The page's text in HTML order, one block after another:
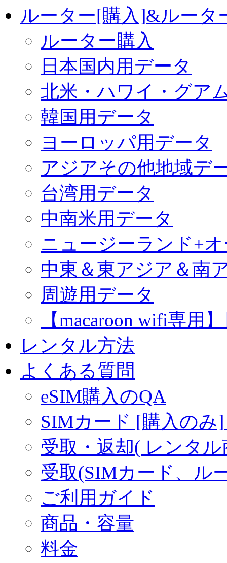
ルーター[購入]&ルータ
ルーター購入
日本国内用データ
北米・ハワイ・グア
韓国用データ
ヨーロッパ用データ
アジアその他地域デ
台湾用データ
中南米用データ
ニュージーランド+
中東＆東アジア＆南
周遊用データ
【macaroon wifi専用
レンタル方法
よくある質問
eSIM購入のQA
SIMカード [購入のみ
受取・返却( レンタ
受取(SIMカード、ル
ご利用ガイド
商品・容量
料金